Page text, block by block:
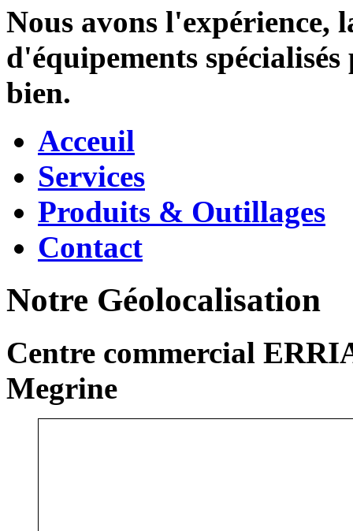
Nous avons l'expérience,
d'équipements
bien.
Acceuil
Services
Produits & Outillages
Contact
Notre Géolocalisation
Centre commercial
Megrine